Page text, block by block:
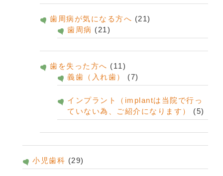
歯周病が気になる方へ (21)
歯周病 (21)
歯を失った方へ (11)
義歯（入れ歯）
(7)
インプラント（implantは当院で行っ
ていない為、ご紹介になります）
(5)
小児歯科 (29)